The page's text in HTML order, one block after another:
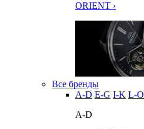
ORIENT ›
Все бренды
A-D E-G I-K L-O
A-D